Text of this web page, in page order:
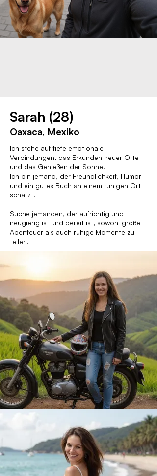
Sarah (28)
Oaxaca, Mexiko
Ich stehe auf tiefe emotionale
Verbindungen, das Erkunden neuer Orte
und das Genießen der Sonne.
Ich bin jemand, der Freundlichkeit, Humor
und ein gutes Buch an einem ruhigen Ort
schätzt.
Suche jemanden, der aufrichtig und
neugierig ist und bereit ist, sowohl große
Abenteuer als auch ruhige Momente zu
teilen.